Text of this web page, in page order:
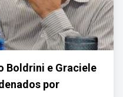
Boldrini e Graciele
por